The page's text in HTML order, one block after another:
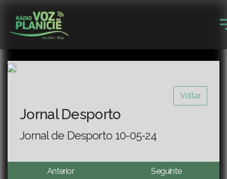
Voltar
Jornal Desporto
Jornal de Desporto 10-05-24
Anterior Seguinte